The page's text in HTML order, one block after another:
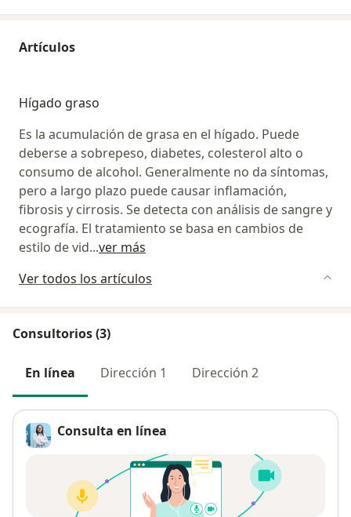
Artículos
Hígado graso
Es la acumulación de grasa en el hígado. Puede
deberse a sobrepeso, diabetes, colesterol alto o
consumo de alcohol. Generalmente no da síntomas,
pero a largo plazo puede causar inflamación,
fibrosis y cirrosis. Se detecta con análisis de sangre y
ecografía. El tratamiento se basa en cambios de
estilo de vid...ver más
Ver todos los artículos
Consultorios (3)
En línea Dirección 1 Dirección 2
Consulta en línea